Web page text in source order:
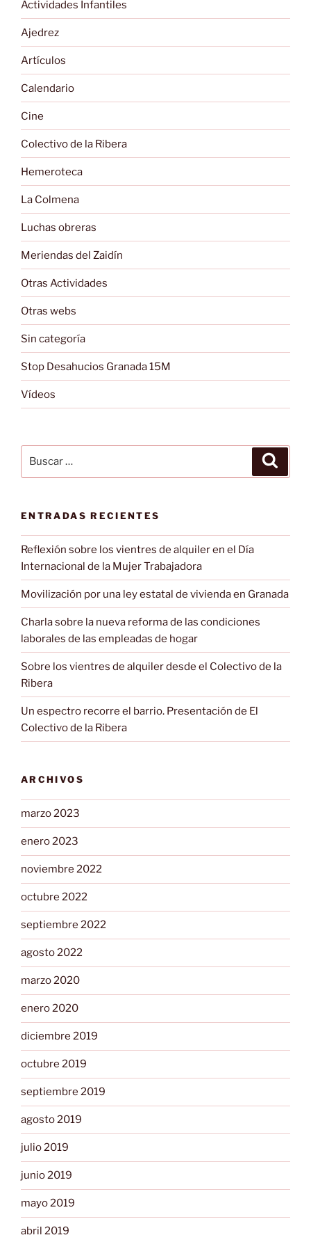
Actividades Infantiles
Ajedrez
Artículos
Calendario
Cine
Colectivo de la Ribera
Hemeroteca
La Colmena
Luchas obreras
Meriendas del Zaidín
Otras Actividades
Otras webs
Sin categoría
Stop Desahucios Granada 15M
Vídeos
por:
ENTRADAS RECIENTES
Reflexión sobre los vientres de alquiler en el Día
Internacional de la Mujer Trabajadora
Movilización por una ley estatal de vivienda en Granada
Charla sobre la nueva reforma de las condiciones
laborales de las empleadas de hogar
Sobre los vientres de alquiler desde el Colectivo de la
Ribera
Un espectro recorre el barrio. Presentación de El
Colectivo de la Ribera
ARCHIVOS
marzo 2023
enero 2023
noviembre 2022
octubre 2022
septiembre 2022
agosto 2022
marzo 2020
enero 2020
diciembre 2019
octubre 2019
septiembre 2019
agosto 2019
julio 2019
junio 2019
mayo 2019
abril 2019